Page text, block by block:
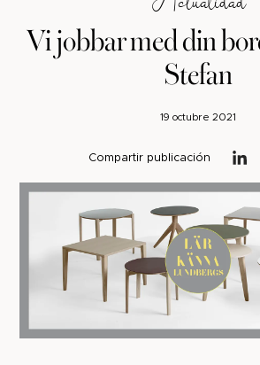
Vi jobbar med din
Stefan
19 octubre 2021
Compartir publicación